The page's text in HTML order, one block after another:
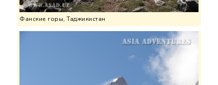
Фанские горы, Таджикистан